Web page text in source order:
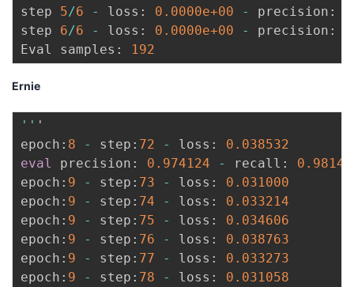
step 5/6 - loss : 0.0000e+00 - precision :
step 6/6 - loss : 0.0000e+00 - precision :
Eval samples : 192
Ernie
'' '
epoch : 8 - step : 72 - loss :
0.038532
eval
precision : 0.974124 - recall :
epoch : 9 - step : 73 - loss :
0.031000
epoch : 9 - step : 74 - loss :
0.033214
epoch : 9 - step : 75 - loss :
0.034606
epoch : 9 - step : 76 - loss :
0.038763
epoch : 9 - step : 77 - loss :
0.033273
epoch : 9 - step : 78 - loss :
0.031058